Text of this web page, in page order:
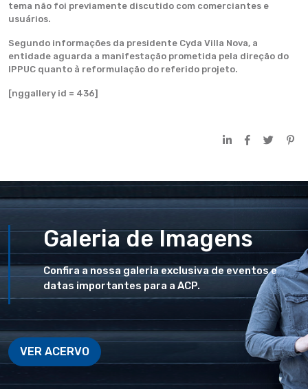
tema não foi previamente discutido com comerciantes e
usuários.
Segundo informações da presidente Cyda Villa Nova, a
entidade aguarda a manifestação prometida pela direção do
IPPUC quanto à reformulação do referido projeto.
[nggallery id = 436]
Galeria de Imagens
Confira a nossa galeria exclusiva de eventos e
datas importantes para a ACP.
VER ACERVO